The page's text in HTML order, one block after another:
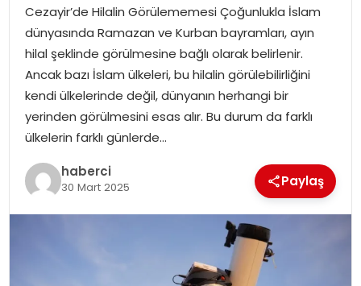
Cezayir’de Hilalin Görülememesi Çoğunlukla İslam
dünyasında Ramazan ve Kurban bayramları, ayın
hilal şeklinde görülmesine bağlı olarak belirlenir.
Ancak bazı İslam ülkeleri, bu hilalin görülebilirliğini
kendi ülkelerinde değil, dünyanın herhangi bir
yerinden görülmesini esas alır. Bu durum da farklı
ülkelerin farklı günlerde…
haberci
30 Mart 2025 Paylaş